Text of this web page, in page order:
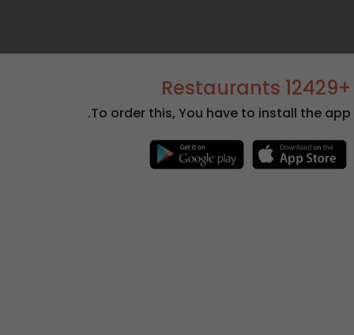
+12429 Restaurants
To order this, You have to install the app.